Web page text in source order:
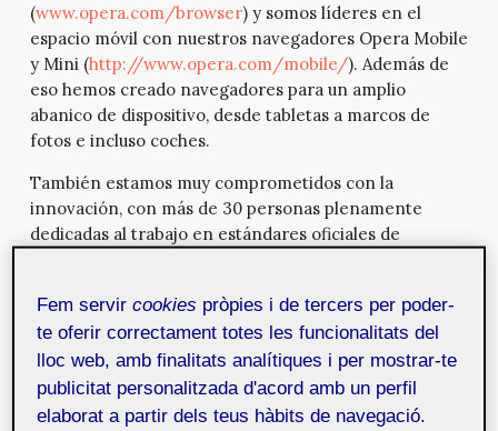
(www.opera.com/browser) y somos líderes en el
espacio móvil con nuestros navegadores Opera Mobile
y Mini (http://www.opera.com/mobile/). Además de
eso hemos creado navegadores para un amplio
abanico de dispositivo, desde tabletas a marcos de
fotos e incluso coches.
También estamos muy comprometidos con la
innovación, con más de 30 personas plenamente
dedicadas al trabajo en estándares oficiales de
de HTML5). También hemos inventado muchas de las
características que ahora son estándar en los
navegadores, como los gestos con el ratón o el ‘speed
dial’.
Fem servircookies pròpies i de tercers per poder-
te oferir correctament totes les funcionalitats del
lloc web, amb finalitats analítiques i per mostrar-te
publicitat personalitzada d'acord amb un perfil
elaborat a partir dels teus hàbits de navegació.